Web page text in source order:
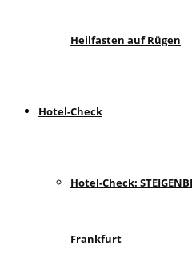
Heilfasten auf Rügen
Hotel-Check
Hotel-Check:
Frankfurt